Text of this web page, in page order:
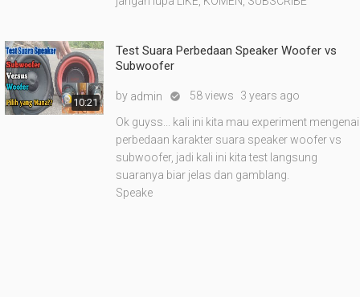
10:21
Test Suara Perbedaan Speaker Woofer vs
Subwoofer
by admin  58 views 3 years ago
Ok guyss... kali ini kita mau experiment mengenai
perbedaan karakter suara speaker woofer vs
subwoofer, jadi kali ini kita test langsung
suaranya biar jelas dan gamblang.
Speake